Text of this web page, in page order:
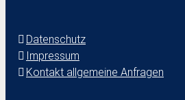
Datenschutz
Impressum
Kontakt allgemeine Anfragen